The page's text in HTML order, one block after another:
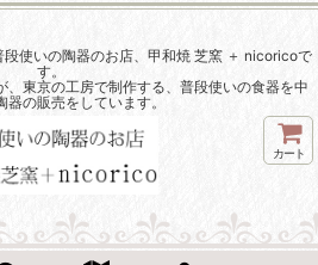
使いの陶器のお店、甲和焼 芝窯 ＋ nicoricoで
す。
、東京の工房で制作する、普段使いの食器を中
器の販売をしています。
カート